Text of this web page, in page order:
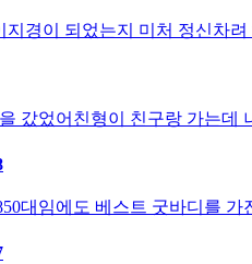
지경이 되었는지 미처 정신차
갔었어친형이 친구랑 가는
대임에도 베스트 굿바디를